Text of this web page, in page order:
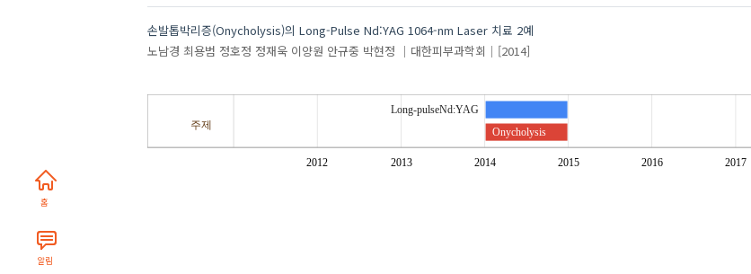
홈
알림
손발톱박리증(Onycholysis)의 Long-Pulse Nd:YAG 1064-nm Laser 치료 2예
노남경 최용범 정호정 정재욱 이양원 안규중 박현정 대한피부과학회 [2014]
주제
2012 2013 2014 2015 2016 2017
Long-pulseNd:YAG
Onycholysis